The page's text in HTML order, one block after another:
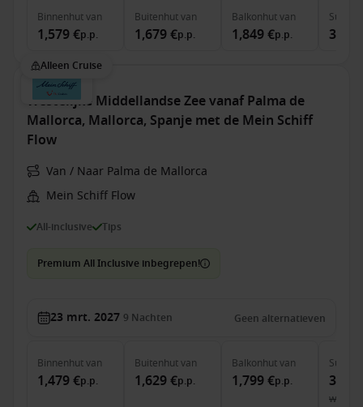
Binnenhutvan
1,579 €p.p.
Buitenhutvan
1,679 €p.p.
Balkonhutvan
1,849 €p.p.
Suite
Alleen Cruise
Westelijke Middellandse Zee vanaf Palma de
Mallorca, Mallorca, Spanje met de Mein Schiff
Flow
Van / Naar Palma de Mallorca
Mein Schiff Flow
All-inclusive Tips
Premium All Inclusive inbegrepen!
23 mrt. 2027 9 Nachten Geen alternatieven
Binnenhutvan
1,479 €p.p.
Buitenhutvan
1,629 €p.p.
Balkonhutvan
1,799 €p.p.
Suite
was